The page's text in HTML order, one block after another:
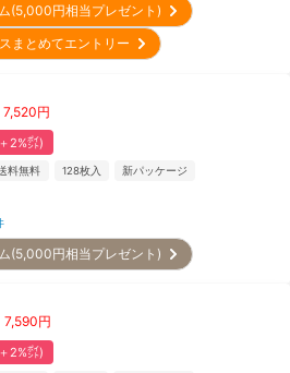
(5,000円相当プレゼント)
まとめてエントリー
7,520円
2%㌽)
料無料 128枚入 新パッケージ
(5,000円相当プレゼント)
7,590円
2%㌽)